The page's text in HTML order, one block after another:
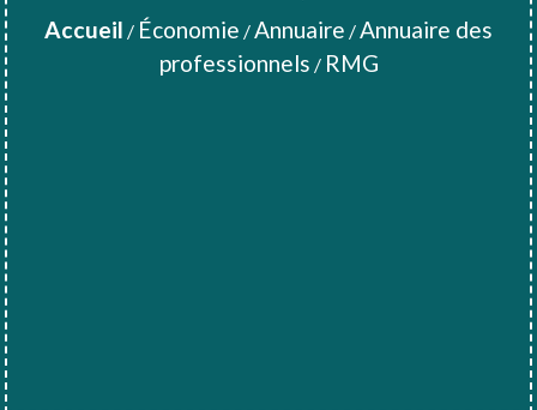
Accueil / Économie / Annuaire / Annuaire des
professionnels / RMG